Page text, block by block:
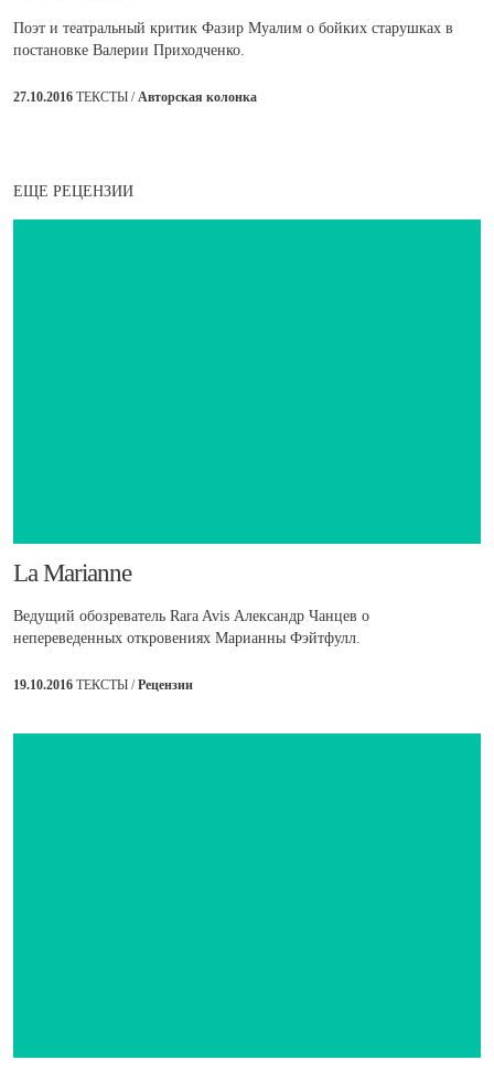
Поэт и театральный критик Фазир Муалим о бойких старушках в
постановке Валерии Приходченко.
27.10.2016 ТЕКСТЫ /Авторская колонка
ЕЩЕ РЕЦЕНЗИИ
​La Marianne
Ведущий обозреватель Rara Avis Александр Чанцев о
непереведенных откровениях Марианны Фэйтфулл.
19.10.2016 ТЕКСТЫ /Рецензии